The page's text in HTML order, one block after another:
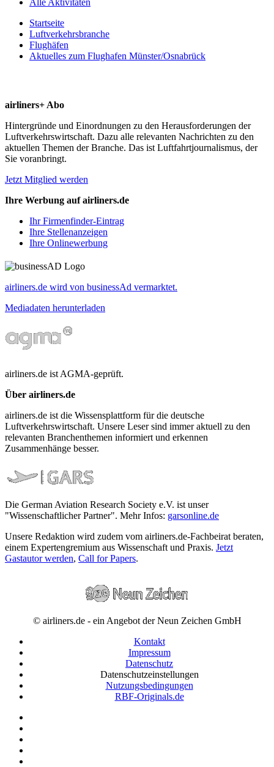
Startseite
Luftverkehrsbranche
Flughäfen
Aktuelles zum Flughafen Münster/Osnabrück
airliners+ Abo
Hintergründe und Einordnungen zu den Herausforderungen der
Luftverkehrswirtschaft. Dazu alle relevanten Nachrichten zu den
aktuellen Themen der Branche. Das ist Luftfahrtjournalismus, der
Sie voranbringt.
Jetzt Mitglied werden
Ihre Werbung auf airliners.de
Ihr Firmenfinder-Eintrag
Ihre Stellenanzeigen
Ihre Onlinewerbung
airliners.de wird von businessAd vermarktet.
Mediadaten herunterladen
airliners.de ist AGMA-geprüft.
Über airliners.de
airliners.de ist die Wissensplattform für die deutsche
Luftverkehrswirtschaft. Unsere Leser sind immer aktuell zu den
relevanten Branchenthemen informiert und erkennen
Zusammenhänge besser.
Die German Aviation Research Society e.V. ist unser
"Wissenschaftlicher Partner". Mehr Infos: garsonline.de
Unsere Redaktion wird zudem vom airliners.de-Fachbeirat beraten,
einem Expertengremium aus Wissenschaft und Praxis. Jetzt
Gastautor werden, Call for Papers.
© airliners.de - ein Angebot der Neun Zeichen GmbH
Kontakt
Impressum
Datenschutz
Datenschutzeinstellungen
Nutzungsbedingungen
RBF-Originals.de